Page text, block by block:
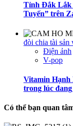
Tỉnh Đắk Lắk
Tuyến” trên
đòi chia tài sản
Điện ảnh
V-pop
Vitamin Hạnh
trong lúc
Có thể bạn quan